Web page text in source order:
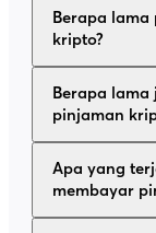
Berapa lama
kripto?
Berapa
pinjaman
Apa yang
membayar